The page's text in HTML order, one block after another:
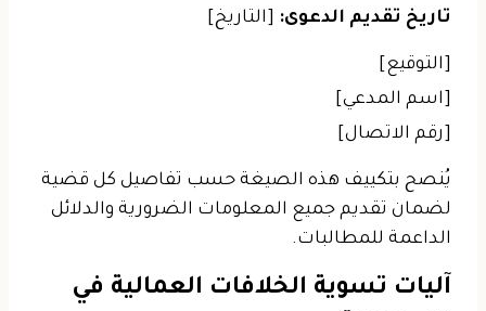
تاريخ تقديم الدعوى: [التاريخ]
[التوقيع]
[اسم المدعي]
[رقم الاتصال]
يُنصح بتكييف هذه الصيغة حسب تفاصيل كل قضية
لضمان تقديم جميع المعلومات الضرورية والدلائل
الداعمة للمطالبات.
آليات تسوية الخلافات العمالية في